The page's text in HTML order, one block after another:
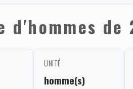
d'hommes
UNITÉ
homme(s)